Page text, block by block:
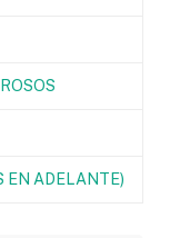
EN ADELANTE)